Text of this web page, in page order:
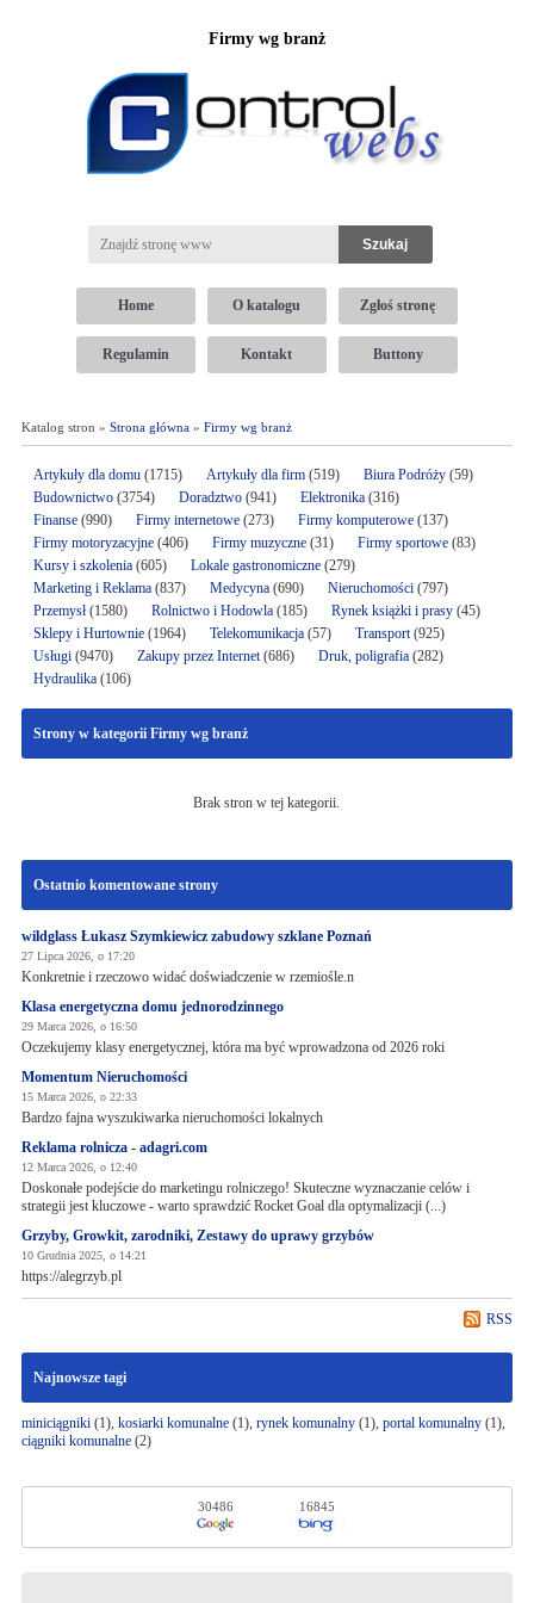
Firmy wg branż
Home O katalogu Zgłoś stronę
Regulamin Kontakt Buttony
Katalog stron » Strona główna» Firmy wg branż
Artykuły dla domu(1715) Artykuły dla firm(519) Biura Podróży(59)
Budownictwo(3754) Doradztwo(941) Elektronika (316)
Finanse(990) Firmy internetowe (273) Firmy komputerowe(137)
Firmy motoryzacyjne(406) Firmy muzyczne(31) Firmy sportowe(83)
Kursy i szkolenia(605) Lokale gastronomiczne(279)
Marketing i Reklama(837) Medycyna(690) Nieruchomości(797)
Przemysł(1580) Rolnictwo i Hodowla(185) Rynek książki i prasy(45)
Sklepy i Hurtownie(1964) Telekomunikacja(57) Transport(925)
Usługi(9470) Zakupy przez Internet(686) Druk, poligrafia(282)
Hydraulika(106)
Strony w kategorii Firmy wg branż
Brak stron w tej kategorii.
Ostatnio komentowane strony
wildglass Łukasz Szymkiewicz zabudowy szklane Poznań
27 Lipca 2026, o 17:20
Konkretnie i rzeczowo widać doświadczenie w rzemiośle.n
Klasa energetyczna domu jednorodzinnego
29 Marca 2026, o 16:50
Oczekujemy klasy energetycznej, która ma być wprowadzona od 2026 roki
Momentum Nieruchomości
15 Marca 2026, o 22:33
Bardzo fajna wyszukiwarka nieruchomości lokalnych
Reklama rolnicza - adagri.com
12 Marca 2026, o 12:40
Doskonałe podejście do marketingu rolniczego! Skuteczne wyznaczanie celów i
strategii jest kluczowe - warto sprawdzić Rocket Goal dla optymalizacji (...)
Grzyby, Growkit, zarodniki, Zestawy do uprawy grzybów
10 Grudnia 2025, o 14:21
https://alegrzyb.pl
RSS
Najnowsze tagi
miniciągniki(1), kosiarki komunalne(1), rynek komunalny(1), portal komunalny(1),
ciągniki komunalne(2)
30486 16845